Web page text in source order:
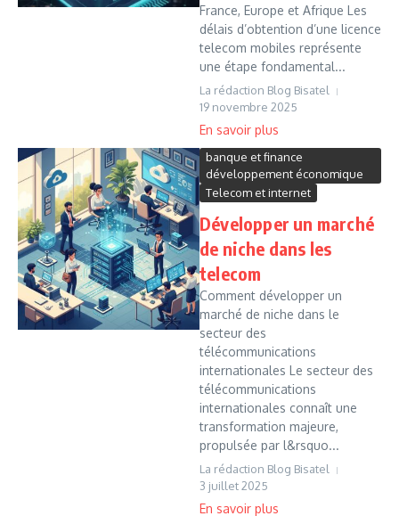
France, Europe et Afrique Les
délais d’obtention d’une licence
telecom mobiles représente
une étape fondamental...
La rédaction Blog Bisatel
19 novembre 2025
banque et finance
développement économique
Telecom et internet
Développer un marché
de niche dans les
telecom
Comment développer un
marché de niche dans le
secteur des
télécommunications
internationales Le secteur des
télécommunications
internationales connaît une
transformation majeure,
propulsée par l&rsquo...
La rédaction Blog Bisatel
3 juillet 2025